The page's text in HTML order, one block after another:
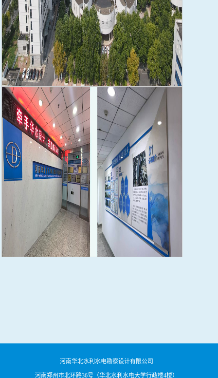
河南华北水利水电勘察设计有限公司
河南郑州市北环路36号（华北水利水电大学行政楼4楼）